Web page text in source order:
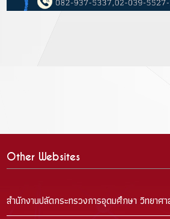
Other Websites
สำนักงานปลัดกระทรวงการอุดมศึกษา วิทยาศ